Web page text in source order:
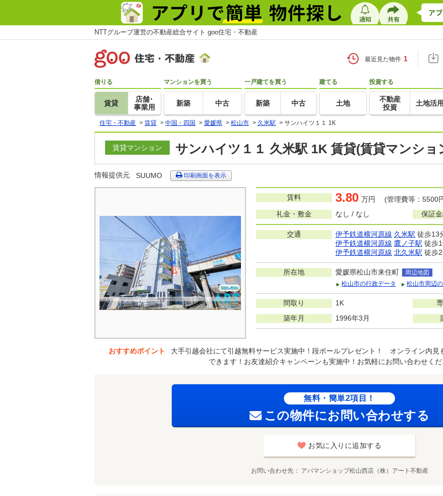
NTTグループ運営の不動産総合サイト goo住宅・不動産
最近見た物件 1
借りる
賃貸
店舗･
事業用
マンションを買う
新築 中古
一戸建てを買う
新築 中古
建てる
土地
投資する
不動産
投資
土地活用
住宅・不動産 > 賃貸 > 中国・四国 > 愛媛県 > 松山市 > 久米駅 > サンハイツ１１ 1K
賃貸マンション サンハイツ１１ 久米駅 1K 賃貸(賃貸マンショ
情報提供元 SUUMO 印刷画面を表示
賃料 3.80 万円 (管理費等：5500
礼金・敷金
なし / なし 保証
交通 伊予鉄道横河原線 久米駅 徒歩13
伊予鉄道横河原線 鷹ノ子駅 徒歩
伊予鉄道横河原線 北久米駅 徒歩
所在地 愛媛県松山市来住町
周辺地図
松山市の行政データ
松山市周辺
間取り 1K
築年月 1996年3月
おすすめポイント
大手引越会社にて引越無料サービス実施中！段ボールプレゼント！ オンライン内見
できます！お友達紹介キャンペーンも実施中！お気軽にお問い合わせくだ
無料・簡単2項目！
この物件にお問い合わせする
お気に入りに追加する
お問い合わせ先 アパマンショップ松山西店（株）アート不動産